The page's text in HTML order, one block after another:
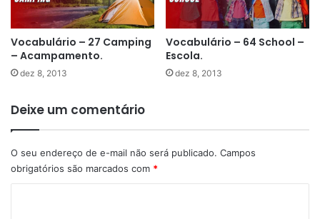
Vocabulário – 27 Camping
– Acampamento.
dez 8, 2013
Vocabulário – 64 School –
Escola.
dez 8, 2013
Deixe um comentário
O seu endereço de e-mail não será publicado. Campos
obrigatórios são marcados com *